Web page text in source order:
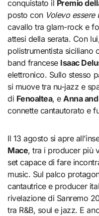
conquistato il Premio
posto con Volevo essere
cavallo tra glam-rock e
attesi della serata. Con
polistrumentista siciliano
band francese Isaac
elettronico. Sullo stesso
si muove tra nu-jazz e
di Fenoaltea, eAnna
connette cantautorato e
Il 13 agosto si apre
Mace, tra i producer più
set capace di fare
music. Sul palco
cantautrice e producer
rivelazione di Sanremo
tra R&B, soul e jazz. E